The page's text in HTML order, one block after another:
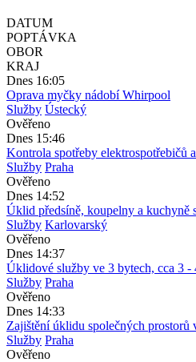
DATUM
POPTÁVKA
OBOR
KRAJ
Dnes 16:05
Oprava myčky nádobí Whirpool
Služby Ústecký
Ověřeno
Dnes 15:46
Kontrola spotřeby elektrospotřebičů
Služby Praha
Ověřeno
Dnes 14:52
Úklid předsíně, koupelny a kuchyně
Služby Karlovarský
Ověřeno
Dnes 14:37
Úklidové služby ve 3 bytech, cca 3 -
Služby Praha
Ověřeno
Dnes 14:33
Zajištění úklidu společných prostorů
Služby Praha
Ověřeno